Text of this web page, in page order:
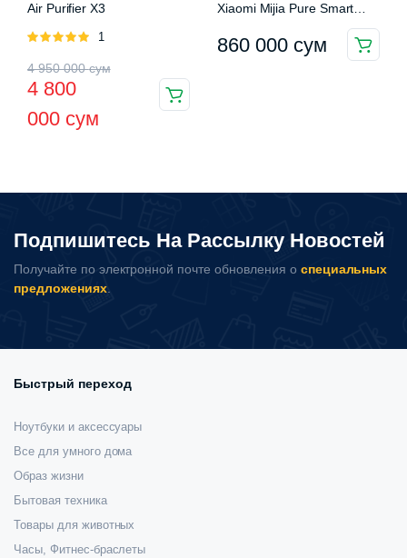
Air Purifier X3
Оценка
1
4 950 000сум
Первоначальная
цена
составляла
950
4 800
000 сум
Текущая
цена:
4
000 сум.
Xiaomi Mijia Pure Smart
Humidifier (CJSJSQ01DY)
860 000 сум
Подпишитесь На Рассылку Новостей
Получайте по электронной почте обновления о специальных
предложениях.
Быстрый переход
Ноутбуки и аксессуары
Все для умного дома
Образ жизни
Бытовая техника
Товары для животных
Часы, Фитнес-браслеты